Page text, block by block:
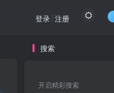
登录 注册
搜索
开启精彩搜索